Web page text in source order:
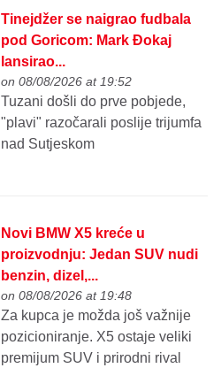
Tinejdžer se naigrao fudbala
pod Goricom: Mark Đokaj
lansirao...
on 08/08/2026 at 19:52
Tuzani došli do prve pobjede,
"plavi" razočarali poslije trijumfa
nad Sutjeskom
Novi BMW X5 kreće u
proizvodnju: Jedan SUV nudi
benzin, dizel,...
on 08/08/2026 at 19:48
Za kupca je možda još važnije
pozicioniranje. X5 ostaje veliki
premijum SUV i prirodni rival